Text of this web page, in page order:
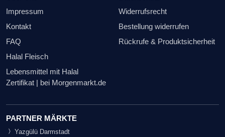
Impressum
Kontakt
FAQ
Halal Fleisch
Lebensmittel mit Halal
Zertifikat | bei Morgenmarkt.de
Widerrufsrecht
Bestellung widerrufen
Rückrufe & Produktsicherheit
PARTNER MÄRKTE
Yazgülü Darmstadt